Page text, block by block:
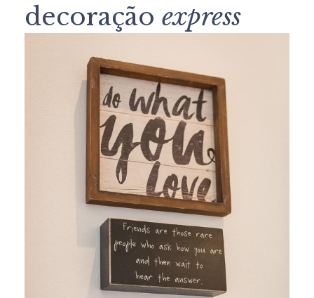
decoração express